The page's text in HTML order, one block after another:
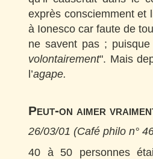
exprès consciemment et
à Ionesco car faute de
ne savent pas ;
volontairement". Mais
l’agape.
Peut-on aimer
26/03/01 (Café philo n°
40 à 50 personnes